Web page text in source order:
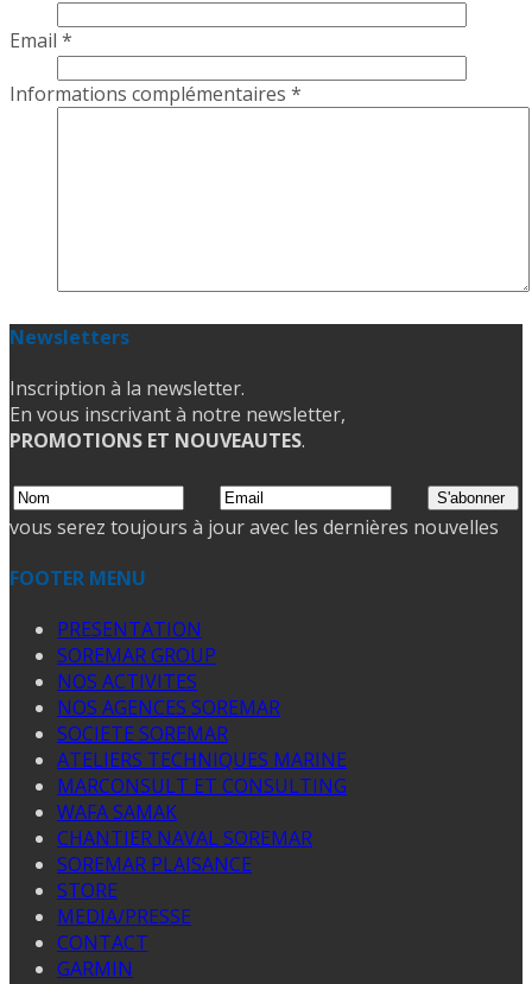
Email *
Informations complémentaires *
Newsletters
Inscription à la newsletter.
En vous inscrivant à notre newsletter,
PROMOTIONS ET NOUVEAUTES.
vous serez toujours à jour avec les dernières nouvelles
FOOTER MENU
PRESENTATION
SOREMAR GROUP
NOS ACTIVITES
NOS AGENCES SOREMAR
SOCIETE SOREMAR
ATELIERS TECHNIQUES MARINE
MARCONSULT ET CONSULTING
WAFA SAMAK
CHANTIER NAVAL SOREMAR
SOREMAR PLAISANCE
STORE
MEDIA/PRESSE
CONTACT
GARMIN